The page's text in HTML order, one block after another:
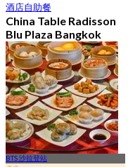
酒店自助餐
China Table Radisson
Blu Plaza Bangkok
4.6
4.5K 已預訂
起฿ 392
BTS 沙拉登站